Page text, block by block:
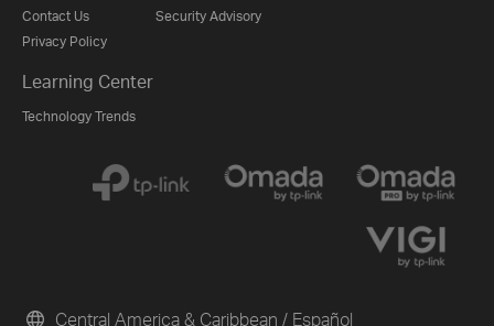
Contact Us
Privacy Policy
Security Advisory
Learning Center
Technology Trends
Central America & Caribbean / Español